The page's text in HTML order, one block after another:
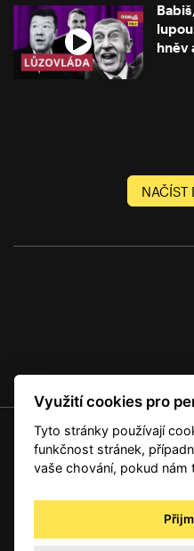
hněv
NAČÍST
© 2001 — 2026 Copyright CMI
Zpracování osobních
Zpracování osobních
Využití cookies pro
Tyto stránky používají
funkčnost stránek,
vaše chování, pokud